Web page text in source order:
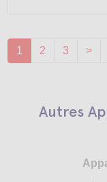
1 2 3 >
Autres